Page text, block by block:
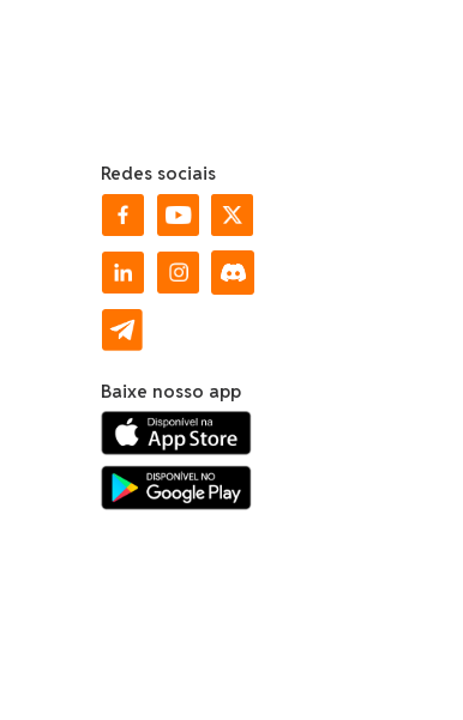
Redes sociais
Baixe nosso app